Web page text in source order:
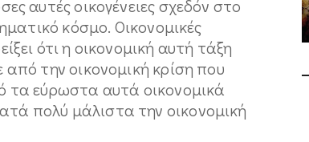
αυτές οικογένειες σχεδόν στο
κόσμο. Οικονομικές
ότι η οικονομική αυτή τάξη
την οικονομική κρίση που
τα εύρωστα αυτά οικονομικά
πολύ μάλιστα την οικονομική